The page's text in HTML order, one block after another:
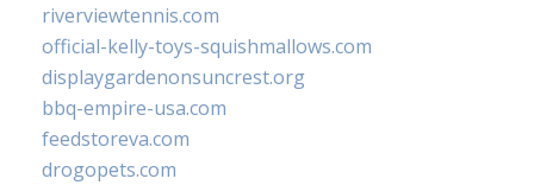
riverviewtennis.com
official-kelly-toys-squishmallows.com
displaygardenonsuncrest.org
bbq-empire-usa.com
feedstoreva.com
drogopets.com